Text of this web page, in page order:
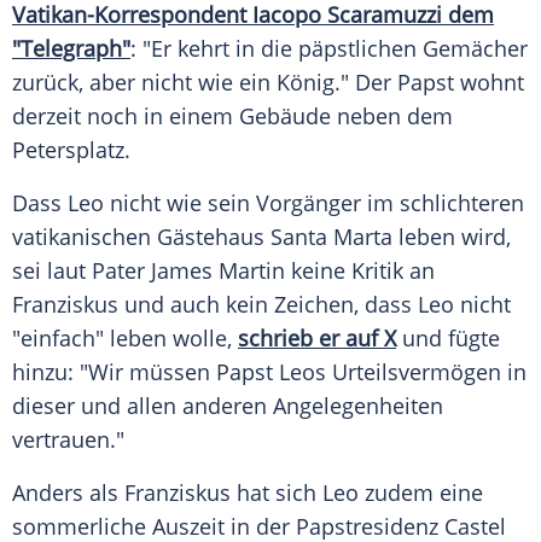
Vatikan-Korrespondent Iacopo Scaramuzzi dem
"Telegraph": "Er kehrt in die päpstlichen Gemächer
zurück, aber nicht wie ein König." Der Papst wohnt
derzeit noch in einem Gebäude neben dem
Petersplatz.
Dass Leo nicht wie sein Vorgänger im schlichteren
vatikanischen Gästehaus Santa Marta leben wird,
sei laut Pater James Martin keine Kritik an
Franziskus und auch kein Zeichen, dass Leo nicht
"einfach" leben wolle, schrieb er auf Xund fügte
hinzu: "Wir müssen Papst Leos Urteilsvermögen in
dieser und allen anderen Angelegenheiten
vertrauen."
Anders als Franziskus hat sich Leo zudem eine
sommerliche Auszeit in der Papstresidenz Castel